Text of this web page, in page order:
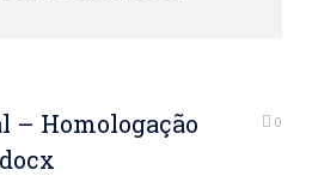
– Homologação
0